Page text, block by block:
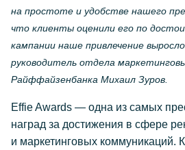
на простоте и удобстве нашего
что клиенты оценили его по
кампании наше привлечение
руководитель отдела
Райффайзенбанка Михаил Зуров.
Effie Awards — одна из самых
наград за достижения в сфере
и маркетинговых коммуникаций.